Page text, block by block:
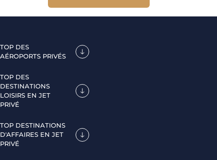
TOP DES
AÉROPORTS PRIVÉS
TOP DES
DESTINATIONS
LOISIRS EN JET
PRIVÉ
TOP DESTINATIONS
D'AFFAIRES EN JET
PRIVÉ